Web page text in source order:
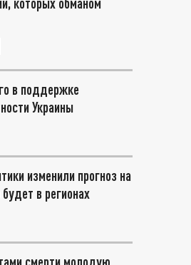
в поддержке
Украины
изменили прогноз на
в регионах